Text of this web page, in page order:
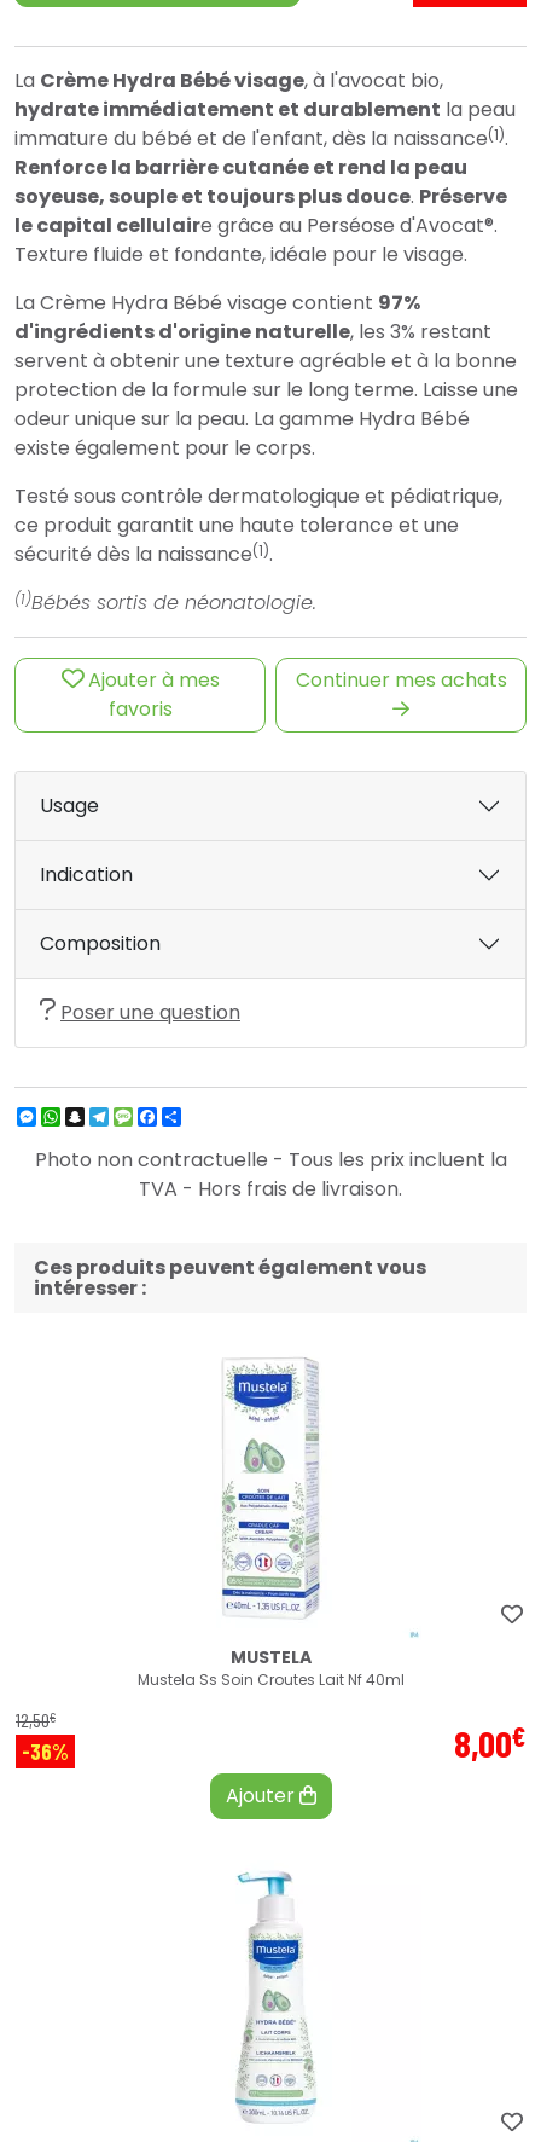
La Crème Hydra Bébé visage, à l'avocat bio,
hydrate immédiatement et durablement la peau
immature du bébé et de l'enfant, dès la naissance(1).
Renforce la barrière cutanée et rend la peau
soyeuse, souple et toujours plus douce. Préserve
le capital cellulaire grâce au Perséose d'Avocat®.
Texture fluide et fondante, idéale pour le visage.
La Crème Hydra Bébé visage contient 97%
d'ingrédients d'origine naturelle, les 3% restant
servent à obtenir une texture agréable et à la bonne
protection de la formule sur le long terme. Laisse une
odeur unique sur la peau. La gamme Hydra Bébé
existe également pour le corps.
Testé sous contrôle dermatologique et pédiatrique,
ce produit garantit une haute tolerance et une
sécurité dès la naissance(1).
(1)Bébés sortis de néonatologie.
Ajouter à mes
favoris
Continuer mes achats
Usage
Indication
Composition
Poser une question
Messenger
WhatsApp
Snapchat
Telegram
Message
Facebook
Photo non contractuelle - Tous les prix incluent la
TVA - Hors frais de livraison.
Ces produits peuvent également vous
intéresser :
MUSTELA
Mustela Ss Soin Croutes Lait Nf 40ml
12,50€
-36% 8,00€
Ajouter